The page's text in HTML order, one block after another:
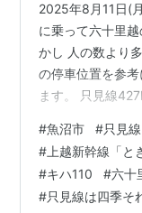
2025年8月11日(
に乗って六十里
かし 人の数より
の停車位置を参
ます。 只見線
出行の列車が2両
キハ110の編成。
昨日と何度か撮影
やってきました。
#魚沼市 #只見線
# 上越新幹線「と
#キハ110 #六十
#只見線は四季そ